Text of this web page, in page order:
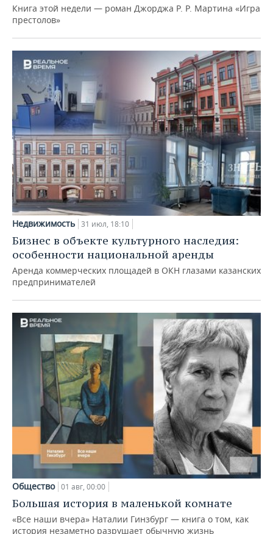
Книга этой недели — роман Джорджа Р. Р. Мартина «Игра
престолов»
Недвижимость 31 июл, 18:10
Бизнес в объекте культурного наследия:
особенности национальной аренды
Аренда коммерческих площадей в ОКН глазами казанских
предпринимателей
Общество 01 авг, 00:00
Большая история в маленькой комнате
«Все наши вчера» Наталии Гинзбург — книга о том, как
история незаметно разрушает обычную жизнь